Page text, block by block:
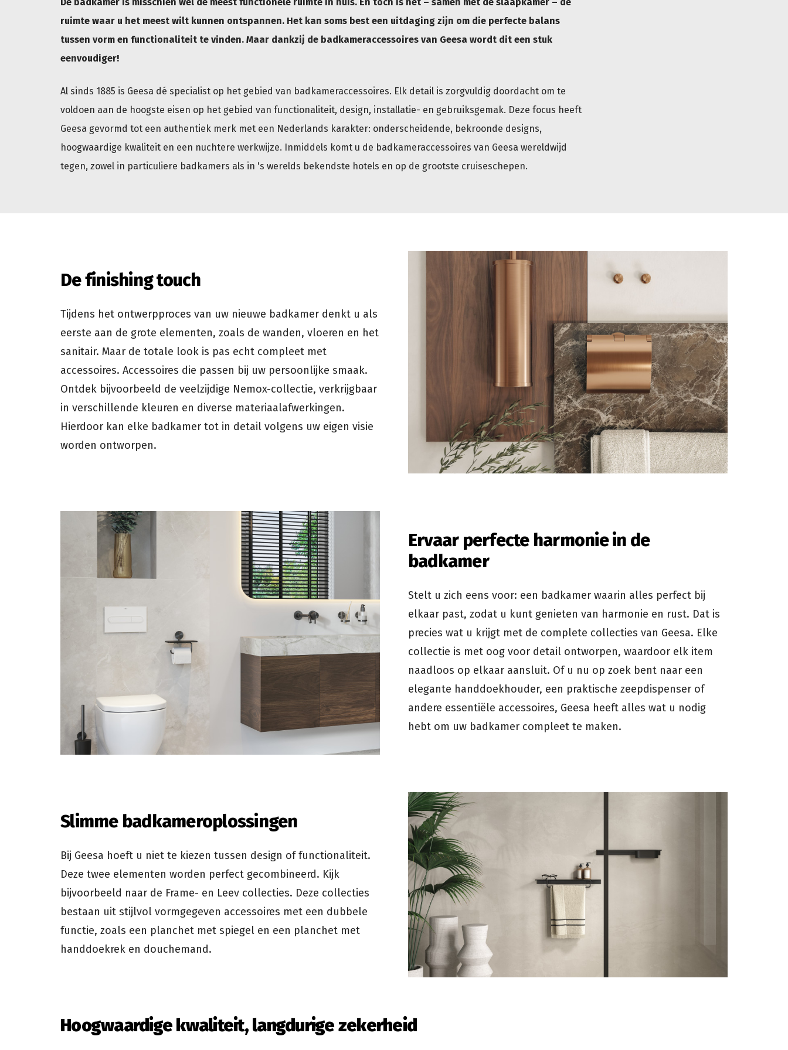
ruimte waar u het meest wilt kunnen ontspannen. Het kan soms best een uitdaging zijn om die perfecte balans
tussen vorm en functionaliteit te vinden. Maar dankzij de badkameraccessoires van Geesa wordt dit een stuk
eenvoudiger!
Al sinds 1885 is Geesa dé specialist op het gebied van badkameraccessoires. Elk detail is zorgvuldig doordacht om te
voldoen aan de hoogste eisen op het gebied van functionaliteit, design, installatie- en gebruiksgemak. Deze focus heeft
Geesa gevormd tot een authentiek merk met een Nederlands karakter: onderscheidende, bekroonde designs,
hoogwaardige kwaliteit en een nuchtere werkwijze. Inmiddels komt u de badkameraccessoires van Geesa wereldwijd
tegen, zowel in particuliere badkamers als in 's werelds bekendste hotels en op de grootste cruiseschepen.
De finishing touch
Tijdens het ontwerpproces van uw nieuwe badkamer denkt u als
eerste aan de grote elementen, zoals de wanden, vloeren en het
sanitair. Maar de totale look is pas echt compleet met
accessoires. Accessoires die passen bij uw persoonlijke smaak.
Ontdek bijvoorbeeld de veelzijdige Nemox-collectie, verkrijgbaar
in verschillende kleuren en diverse materiaalafwerkingen.
Hierdoor kan elke badkamer tot in detail volgens uw eigen visie
worden ontworpen.
Ervaar perfecte harmonie in de
badkamer
Stelt u zich eens voor: een badkamer waarin alles perfect bij
elkaar past, zodat u kunt genieten van harmonie en rust. Dat is
precies wat u krijgt met de complete collecties van Geesa. Elke
collectie is met oog voor detail ontworpen, waardoor elk item
naadloos op elkaar aansluit. Of u nu op zoek bent naar een
elegante handdoekhouder, een praktische zeepdispenser of
andere essentiële accessoires, Geesa heeft alles wat u nodig
hebt om uw badkamer compleet te maken.
Slimme badkameroplossingen
Bij Geesa hoeft u niet te kiezen tussen design of functionaliteit.
Deze twee elementen worden perfect gecombineerd. Kijk
bijvoorbeeld naar de Frame- en Leev collecties. Deze collecties
bestaan uit stijlvol vormgegeven accessoires met een dubbele
functie, zoals een planchet met spiegel en een planchet met
handdoekrek en douchemand.
Hoogwaardige kwaliteit, langdurige zekerheid